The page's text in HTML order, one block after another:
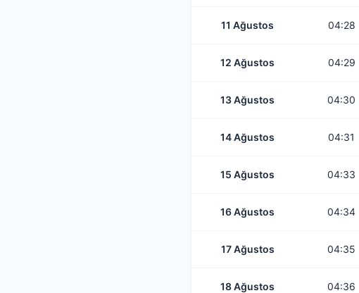
11 Ağustos 04:28
12 Ağustos 04:29
13 Ağustos 04:30
14 Ağustos 04:31
15 Ağustos 04:33
16 Ağustos 04:34
17 Ağustos 04:35
18 Ağustos 04:36